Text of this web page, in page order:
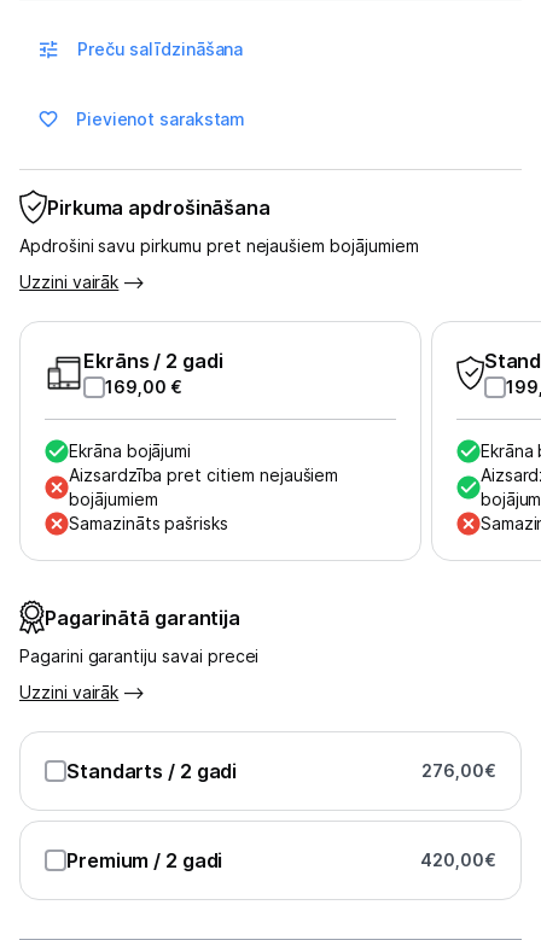
Tehnikas izvešana
Uzņēmumiem
Tet pakalpojumi
Informācija
Preču salīdzināšana
Pievienot sarakstam
Pirkuma apdrošināšana
Apdrošini savu pirkumu pret nejaušiem bojājumiem
Uzzini vairāk
Ekrāns / 2 gadi
169,00 €
Ekrāna bojājumi
Aizsardzība pret citiem nejaušiem
bojājumiem
Samazināts pašrisks
Ekrāna
Pagarinātā garantija
Pagarini garantiju savai precei
Uzzini vairāk
Standarts / 2 gadi 276,00€
Premium / 2 gadi 420,00€